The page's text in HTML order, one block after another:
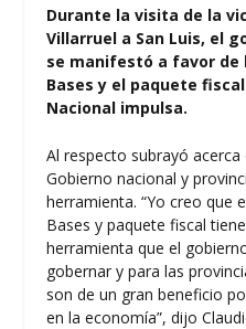
Durante la visita de la
Villarruel a San Luis, el
se manifestó a favor de
Bases y el paquete
Nacional impulsa.
Al respecto subrayó
Gobierno nacional y
herramienta. “Yo creo que
Bases y paquete fiscal
herramienta que el
gobernar y para las
son de un gran beneficio
en la economía”, dijo